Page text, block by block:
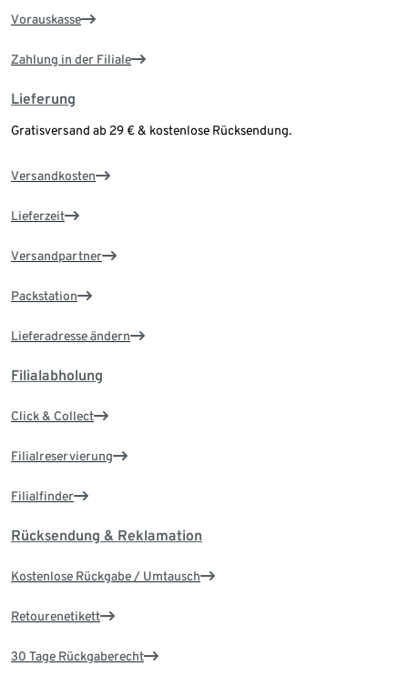
Vorauskasse
Zahlung in der Filiale
Lieferung
Gratisversand ab 29 € & kostenlose Rücksendung.
Versandkosten
Lieferzeit
Versandpartner
Packstation
Lieferadresse ändern
Filialabholung
Click & Collect
Filialreservierung
Filialfinder
Rücksendung & Reklamation
Kostenlose Rückgabe / Umtausch
Retourenetikett
30 Tage Rückgaberecht